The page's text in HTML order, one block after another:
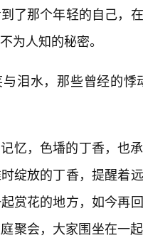
了那个年轻的自己，
为人知的秘密。
泪水，那些曾经的
忆，色墦的丁香，也
绽放的丁香，提醒着
赏花的地方，如今再
聚会，大家围坐在一